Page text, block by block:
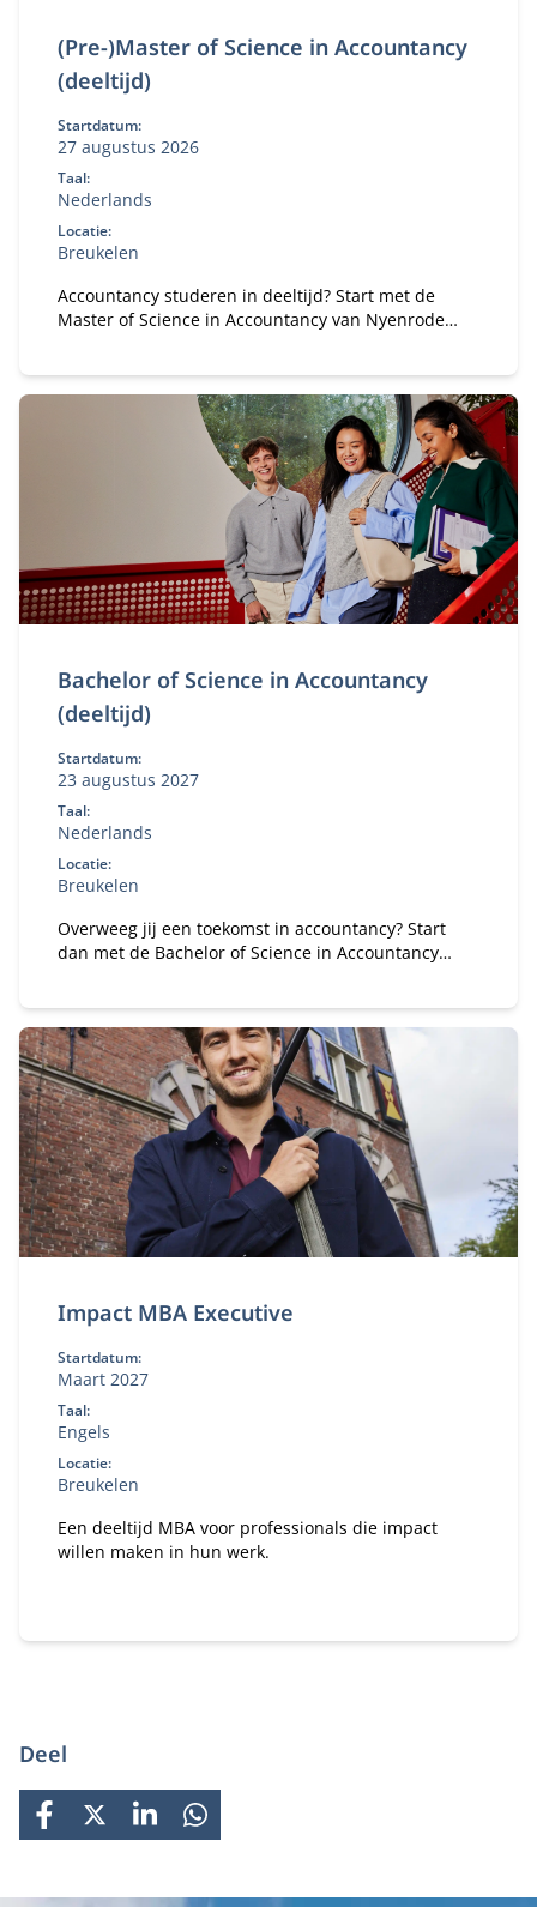
(Pre-)Master of Science in Accountancy
(deeltijd)
Startdatum:
27 augustus 2026
Taal:
Nederlands
Locatie:
Breukelen
Accountancy studeren in deeltijd? Start met de
Master of Science in Accountancy van Nyenrode
Bachelor of Science in Accountancy
(deeltijd)
Startdatum:
23 augustus 2027
Taal:
Nederlands
Locatie:
Breukelen
Overweeg jij een toekomst in accountancy? Start
dan met de Bachelor of Science in Accountancy
Impact MBA Executive
Startdatum:
Maart 2027
Taal:
Engels
Locatie:
Breukelen
Een deeltijd MBA voor professionals die impact
willen maken in hun werk.
Deel
FACEBOOK
X LINKEDINWHATSAPP